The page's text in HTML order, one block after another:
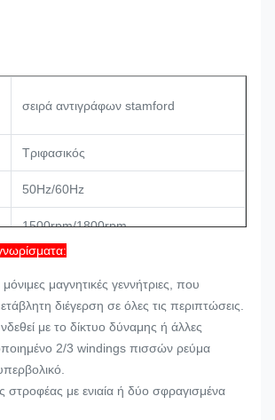
σειρά αντιγράφων stamford
Τριφασικός
50Hz/60Hz
1500rpm/1800rpm
ενιαίο ρουλεμάν, 4-πόλος,
αβούρτσιστος, μόνωση κατηγορίας Χ,
IP23
μαγνητικές γεννήτριες, που
διέγερση σε όλες τις περιπτώσεις.
με το δίκτυο δύναμης ή άλλες
2/3 windings πισσών ρεύμα
στροφέας με ενιαία ή δύο σφραγισμένα